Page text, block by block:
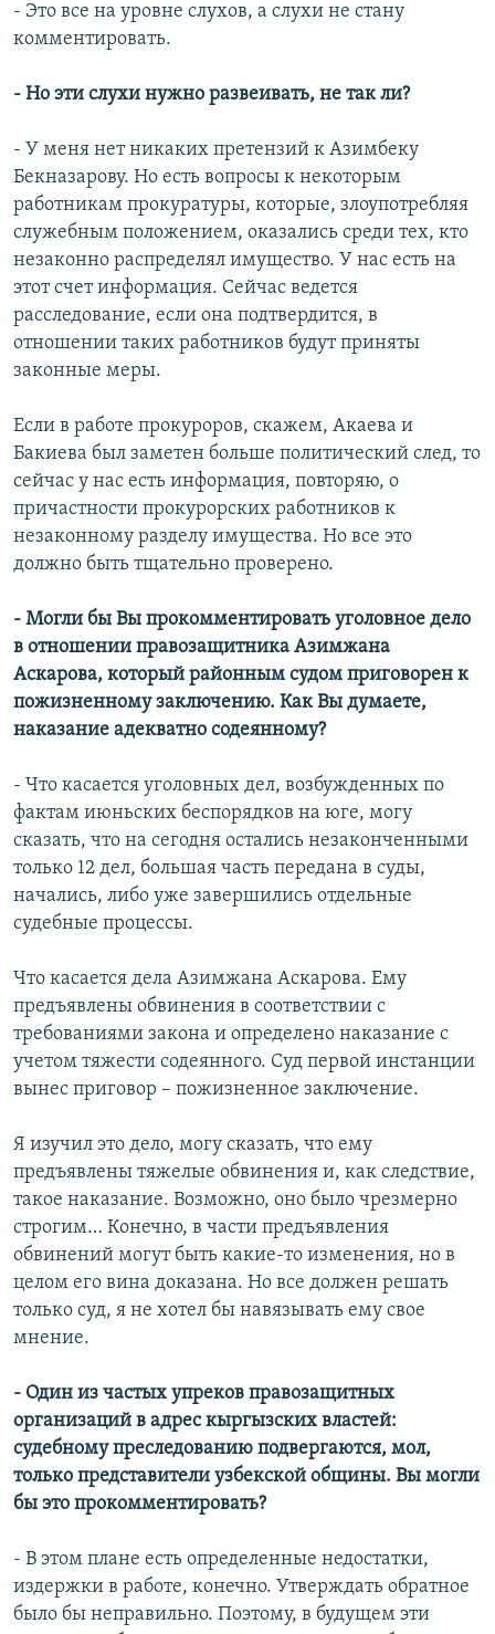
- Это все на уровне слухов, а слухи не стану
комментировать.
- Но эти слухи нужно развеивать, не так ли?
- У меня нет никаких претензий к Азимбеку
Бекназарову. Но есть вопросы к некоторым
работникам прокуратуры, которые, злоупотребляя
служебным положением, оказались среди тех, кто
незаконно распределял имущество. У нас есть на
этот счет информация. Сейчас ведется
расследование, если она подтвердится, в
отношении таких работников будут приняты
законные меры.
Если в работе прокуроров, скажем, Акаева и
Бакиева был заметен больше политический след, то
сейчас у нас есть информация, повторяю, о
причастности прокурорских работников к
незаконному разделу имущества. Но все это
должно быть тщательно проверено.
- Могли бы Вы прокомментировать уголовное дело
в отношении правозащитника Азимжана
Аскарова, который районным судом приговорен к
пожизненному заключению. Как Вы думаете,
наказание адекватно содеянному?
- Что касается уголовных дел, возбужденных по
фактам июньских беспорядков на юге, могу
сказать, что на сегодня остались незаконченными
только 12 дел, большая часть передана в суды,
начались, либо уже завершились отдельные
судебные процессы.
Что касается дела Азимжана Аскарова. Ему
предъявлены обвинения в соответствии с
требованиями закона и определено наказание с
учетом тяжести содеянного. Суд первой инстанции
вынес приговор – пожизненное заключение.
Я изучил это дело, могу сказать, что ему
предъявлены тяжелые обвинения и, как следствие,
такое наказание. Возможно, оно было чрезмерно
строгим… Конечно, в части предъявления
обвинений могут быть какие-то изменения, но в
целом его вина доказана. Но все должен решать
только суд, я не хотел бы навязывать ему свое
мнение.
- Один из частых упреков правозащитных
организаций в адрес кыргызских властей:
судебному преследованию подвергаются, мол,
только представители узбекской общины. Вы могли
бы это прокомментировать?
- В этом плане есть определенные недостатки,
издержки в работе, конечно. Утверждать обратное
было бы неправильно. Поэтому, в будущем эти